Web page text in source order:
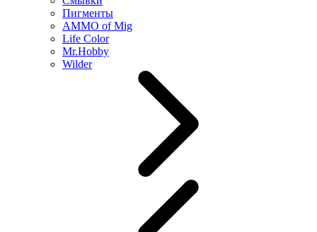
Пигменты
AMMO of Mig
Life Color
Mr.Hobby
Wilder